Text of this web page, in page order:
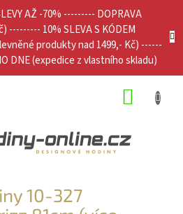
AŽ -70% --------- DOPRAVA
--------- 10% SLEVA S KÓDEM
produkty nad 1499,- Kč) ------
DNE (expedice z vlastního skladu)
10-327